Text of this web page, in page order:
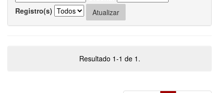
Registro(s)
Resultado 1-1 de 1.